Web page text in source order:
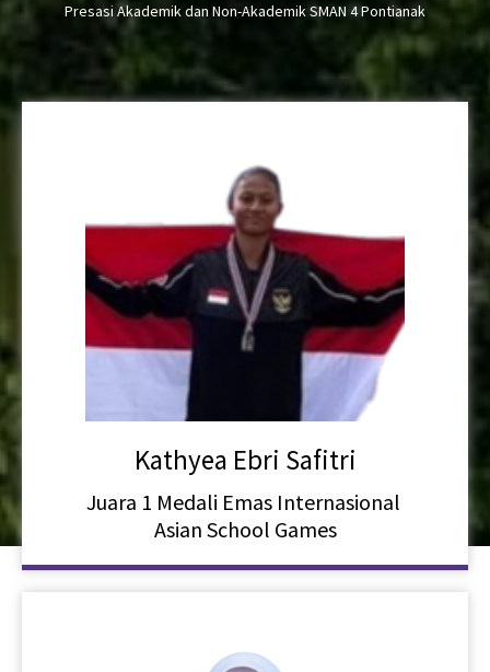
Presasi Akademik dan Non-Akademik SMAN 4 Pontianak
Kathyea Ebri Safitri
Juara 1 Medali Emas Internasional
Asian School Games